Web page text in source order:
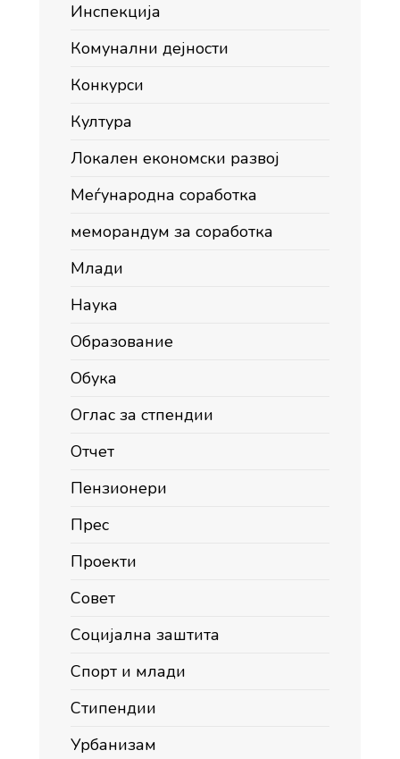
Инспекција
Комунални дејности
Конкурси
Култура
Локален економски развој
Меѓународна соработка
меморандум за соработка
Млади
Наука
Образование
Обука
Оглас за стпендии
Отчет
Пензионери
Прес
Проекти
Совет
Социјална заштита
Спорт и млади
Стипендии
Урбанизам